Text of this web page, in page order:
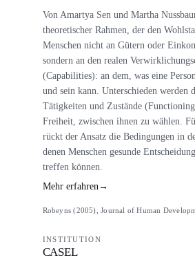
Von Amartya Sen und Martha
theoretischer Rahmen, der den
Menschen nicht an Gütern oder
sondern an den realen
(Capabilities): an dem, was eine
und sein kann. Unterschieden werden
Tätigkeiten und Zustände
Freiheit, zwischen ihnen zu wählen.
rückt der Ansatz die Bedingungen in
denen Menschen gesunde
treffen können.
Mehr erfahren→
Robeyns (2005), Journal of Human
INSTITUTION
CASEL